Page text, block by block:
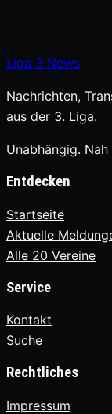
Liga 3 News
Nachrichten,
aus der 3. Liga.
Unabhängig.
Entdecken
Startseite
Aktuelle
Alle 20 Vereine
Service
Kontakt
Suche
Rechtliches
Impressum